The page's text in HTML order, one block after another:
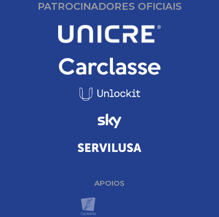
PATROCINADORES OFICIAIS
APOIOS